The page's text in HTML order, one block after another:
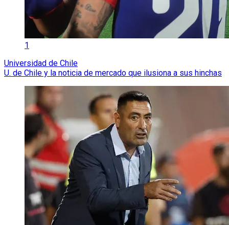
1
Universidad de Chile
U. de Chile y la noticia de mercado que ilusiona a sus hinchas